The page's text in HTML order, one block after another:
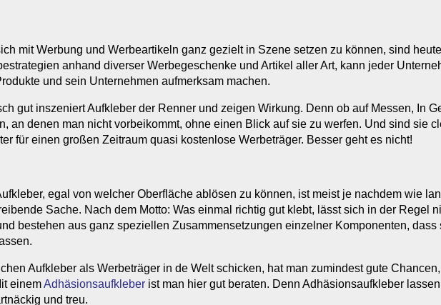
mit Werbung und Werbeartikeln ganz gezielt in Szene setzen zu können, sind
anhand diverser Werbegeschenke und Artikel aller Art, kann jeder
und sein Unternehmen aufmerksam machen.
gut inszeniert Aufkleber der Renner und zeigen Wirkung. Denn ob auf Messen, In
an denen man nicht vorbeikommt, ohne einen Blick auf sie zu werfen. Und sind sie
für einen großen Zeitraum quasi kostenlose Werbeträger. Besser geht es nicht!
egal von welcher Oberfläche ablösen zu können, ist meist je nachdem wie
Sache. Nach dem Motto: Was einmal richtig gut klebt, lässt sich in der Regel
bestehen aus ganz speziellen Zusammensetzungen einzelner Komponenten,
Aufkleber als Werbeträger in de Welt schicken, hat man zumindest gute
einemAdhäsionsaufkleber ist man hier gut beraten. Denn Adhäsionsaufkleber
und treu.